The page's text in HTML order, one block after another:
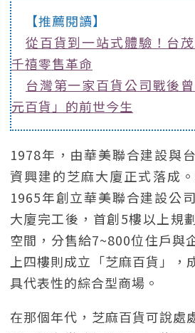
【推薦閱讀】
從百貨到一站式體驗！台
千禧零售革命
台灣第一家百貨公司戰後
元百貨」的前世今生
1978年，由華美聯合建設與
資興建的芝麻大廈正式落成
1965年創立華美聯合建設公
大廈完工後，首創5樓以上規
空間，分售給7~800位住戶與
上四樓則成立「芝麻百貨」，
具代表性的綜合型商場。
在那個年代，芝麻百貨可說處